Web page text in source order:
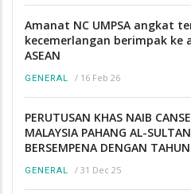
Amanat NC UMPSA angkat
kecemerlangan berimpak ke
ASEAN
GENERAL / 16 Feb 26
PERUTUSAN KHAS NAIB
MALAYSIA PAHANG AL-
BERSEMPENA DENGAN
GENERAL / 31 Dec 25